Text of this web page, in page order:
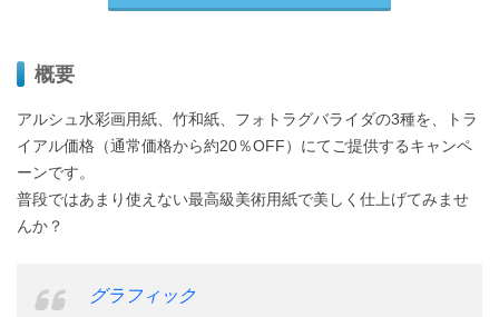
概要
アルシュ水彩画用紙、竹和紙、フォトラグバライダの3種を、トラ
イアル価格（通常価格から約20％OFF）にてご提供するキャンペ
ーンです。
普段ではあまり使えない最高級美術用紙で美しく仕上げてみませ
んか？
グラフィック